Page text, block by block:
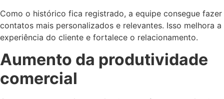
Como o histórico fica registrado, a equipe consegue fazer
contatos mais personalizados e relevantes. Isso melhora a
experiência do cliente e fortalece o relacionamento.
Aumento da produtividade
comercial